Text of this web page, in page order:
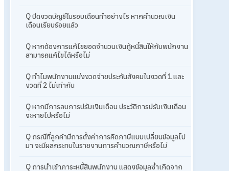
Q ปิดงวดบัญชีในรอบเดือนทำอย่างไร หากคำนวณเงิน
เดือนเรียบร้อยแล้ว
Q หากต้องการแก้ไขยอดจำนวนเงินกู้หนี้สินให้กับพนักงาน
สามารถแก้ไขได้หรือไม่
Q ทำไมพนักงานแบ่งงวดจ่ายประกันสังคมในงวดที่ 1 และ
งวดที่ 2 ไม่เท่ากัน
Q หากมีการลบการปรับเงินเดือน ประวัติการปรับเงินเดือน
จะหายไปหรือไม่
Q กรณีที่ลูกค้ามีการตั้งค่าการคิดภาษีแบบเปลี่ยนข้อมูลไป
มา จะมีผลกระทบในรายงานการคำนวณภาษีหรือไม่
Q การนำเข้าภาระหนี้สินพนักงาน แสดงข้อมูลซ้ำเกิดจาก